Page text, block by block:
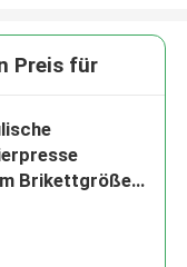
Preis für
Brikettgröße